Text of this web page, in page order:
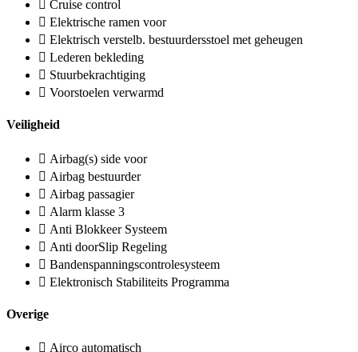
Cruise control
Elektrische ramen voor
Elektrisch verstelb. bestuurdersstoel met geheugen
Lederen bekleding
Stuurbekrachtiging
Voorstoelen verwarmd
Veiligheid
Airbag(s) side voor
Airbag bestuurder
Airbag passagier
Alarm klasse 3
Anti Blokkeer Systeem
Anti doorSlip Regeling
Bandenspanningscontrolesysteem
Elektronisch Stabiliteits Programma
Overige
Airco automatisch